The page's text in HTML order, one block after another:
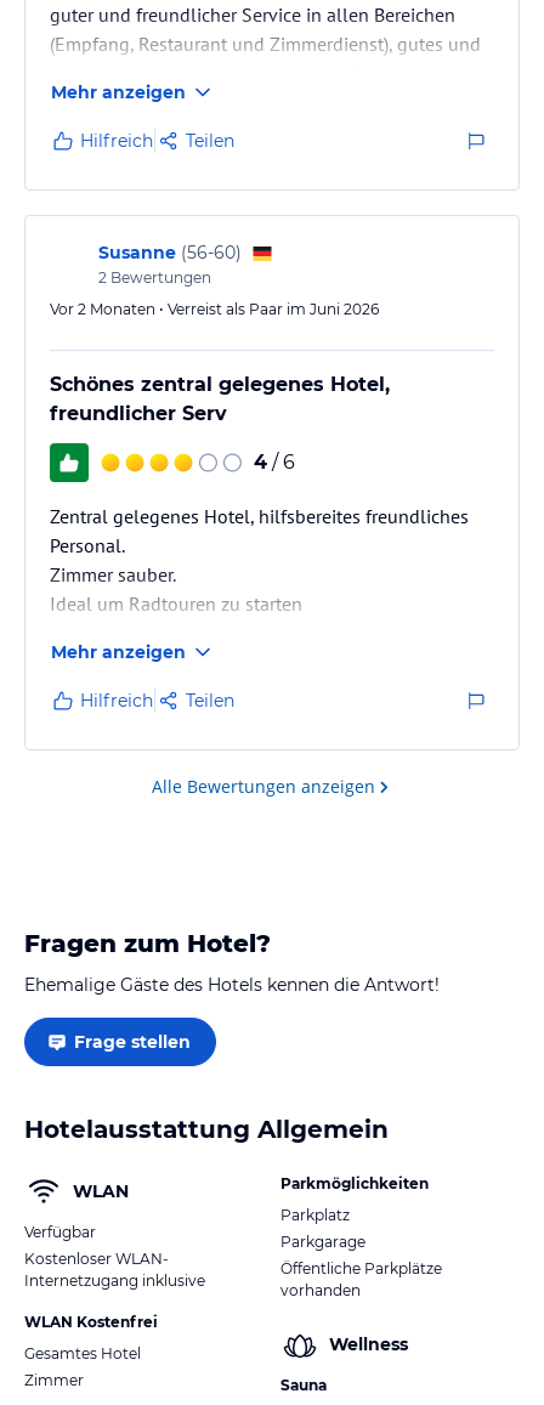
guter und freundlicher Service in allen Bereichen
(Empfang, Restaurant und Zimmerdienst), gutes und
Menü (inkludiert in Halbpension), faire Preise für
Getränke, günstige und geschützte Parkmöglichkeit
für das Auto im Keller des Hauses. Idealer Anker für
Tagesausflüge in die Region rund um den Gardasee
und dies alles zu einem ausgezeichneten
Preis/Leistungsverhältnis.…
Mehr anzeigen
Hilfreich Teilen
Susanne (56-60)
2 Bewertungen
Vor 2 Monaten • Verreist als Paar im Juni 2026
Schönes zentral gelegenes Hotel,
freundlicher Serv
4 / 6
Zentral gelegenes Hotel, hilfsbereites freundliches
Personal.
Zimmer sauber.
Ideal um Radtouren zu starten
Mehr anzeigen
Hilfreich Teilen
Alle Bewertungen anzeigen
Fragen zum Hotel?
Ehemalige Gäste des Hotels kennen die Antwort!
Frage stellen
Hotelausstattung Allgemein
WLAN
Verfügbar
Kostenloser WLAN-
Internetzugang inklusive
WLAN Kostenfrei
Gesamtes Hotel
Zimmer
Parkmöglichkeiten
Parkplatz
Parkgarage
Öffentliche Parkplätze
vorhanden
Wellness
Sauna